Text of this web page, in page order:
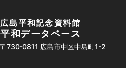
広島平和記念資料館
平和データベース
〒730-0811 広島市中区中島町1-2